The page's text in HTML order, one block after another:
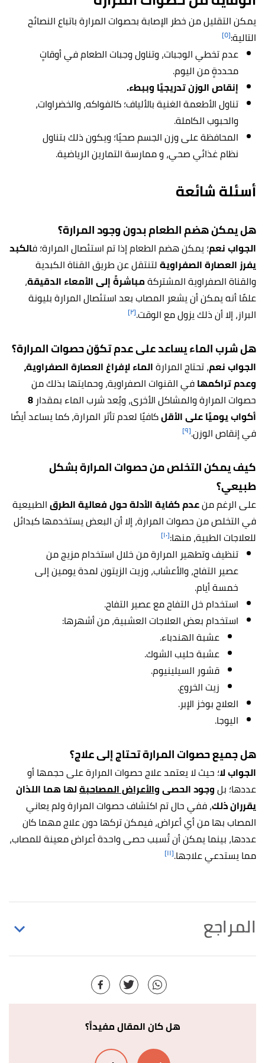
يمكن التقليل من خطر الإصابة بحصوات المرارة باتباع النصائح
التالية:[٥]
عدم تخطي الوجبات، وتناول وجبات الطعام في أوقاتٍ
محددةٍ من اليوم.
إنقاص الوزن تدريجيًا وببطء.
تناول الأطعمة الغنية بالألياف؛ كالفواكه، والخضراوات،
والحبوب الكاملة.
المحافظة على وزن الجسم صحيًا؛ ويكون ذلك بتناول
نظام غذائي صحي، و ممارسة التمارين الرياضية.
أسئلة شائعة
هل يمكن هضم الطعام بدون وجود المرارة؟
الجواب نعم؛ يمكن هضم الطعام إذا تم استئصال المرارة؛ فالكبد
يفرز العصارة الصفراويةلتنتقل عن طريق القناة الكبدية
والقناة الصفراوية المشتركةمباشرةً إلى الأمعاء الدقيقة،
علمًا أنه يمكن أن يشعر المصاب بعد استئصال المرارة بليونة
البراز، إلا أن ذلك يزول مع الوقت.[٢]
هل شرب الماء يساعد على عدم تكوّن حصوات المرارة؟
الجواب نعم، تحتاج المرارةالماء لإفراغ العصارة الصفراوية،
وعدم تراكمهافي القنوات الصفراوية، وحمايتها بذلك من
حصوات المرارة والمشاكل الأخرى، ويُعد شرب الماء بمقدار 8
أكواب يوميًا على الأقلكافيًا لعدم تأثر المرارة، كما يساعد أيضًا
في إنقاص الوزن.[٩]
كيف يمكن التخلص من حصوات المرارة بشكل
طبيعي؟
على الرغم منعدم كفاية الأدلة حول فعالية الطرقالطبيعية
في التخلص من حصوات المرارة، إلا أن البعض يستخدمها كبدائل
للعلاجات الطبية، منها:[١٠]
تنظيف وتطهير المرارة من خلال استخدام مزيج من
عصير التفاح، والأعشاب، وزيت الزيتون لمدة يومين إلى
خمسة أيام.
استخدام خل التفاح مع عصير التفاح.
استخدام بعض العلاجات العشبية، من أشهرها:
عشبة الهندباء.
عشبة حليب الشوك.
قشور السيلينيوم.
زيت الخروع.
العلاج بوخز الإبر.
اليوجا.
هل جميع حصوات المرارة تحتاج إلى علاج؟
الجواب لا؛ حيث لا يعتمد علاج حصوات المرارة على حجمها أو
عددها؛ بلوجود الحصى والأعراض المصاحبةلها هما اللذان
يقرران ذلك، ففي حال تم اكتشاف حصوات المرارة ولم يعاني
المصاب بها من أي أعراض، فيمكن تركها دون علاج مهما كان
عددها، بينما يمكن أن تُسبب حصى واحدة أعراض معينة للمصاب،
مما يستدعي علاجها.[١١]
المراجع
,webmd, Retrieved 5/5/2021. Edited.
^أب"Gallstones"
,my.clevelandclinic, 10/07/2019,
Retrieved 2/3/2021. Edited.
,medlineplus, 3/3/2019,
هل كان المقال مفيداً؟